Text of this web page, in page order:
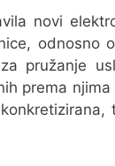
novi
odnosno
pružanje
prema